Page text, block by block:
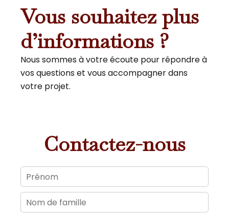
Vous souhaitez plus
d’informations ?
Nous sommes à votre écoute pour répondre à
vos questions et vous accompagner dans
votre projet.
Contactez-nous